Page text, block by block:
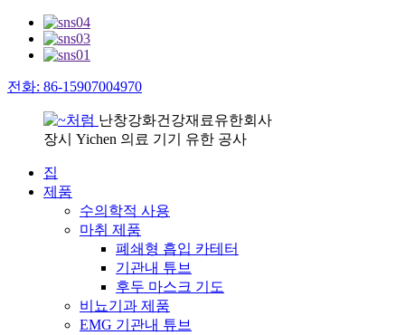
전화: 86-15907004970
난창강화건강재료유한회사
장시 Yichen 의료 기기 유한 공사
집
제품
수의학적 사용
마취 제품
폐쇄형 흡입 카테터
기관내 튜브
후두 마스크 기도
비뇨기과 제품
EMG 기관내 튜브